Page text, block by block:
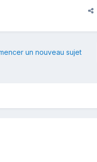
un nouveau sujet